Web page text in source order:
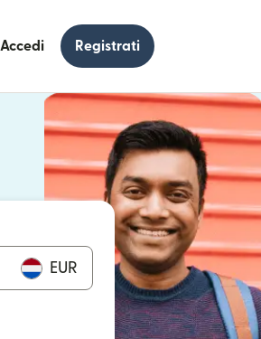
Accedi Registrati
EUR